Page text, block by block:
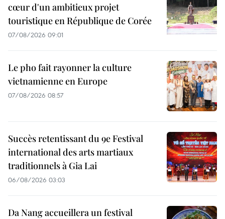
cœur d'un ambitieux projet
touristique en République de Corée
07/08/2026 09:01
Le pho fait rayonner la culture
vietnamienne en Europe
07/08/2026 08:57
Succès retentissant du 9e Festival
international des arts martiaux
traditionnels à Gia Lai
06/08/2026 03:03
Da Nang accueillera un festival